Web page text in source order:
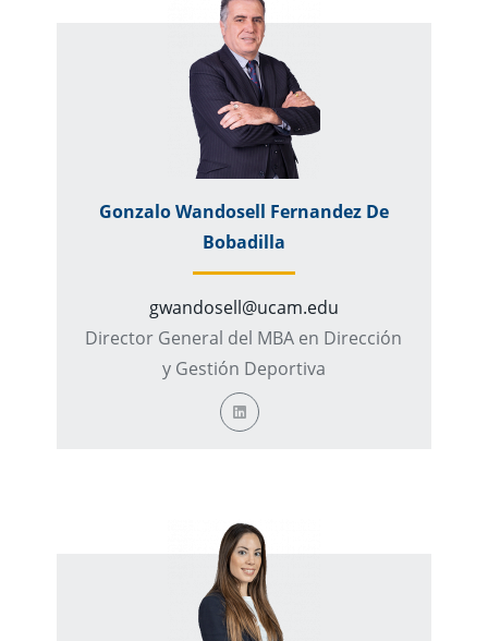
Gonzalo Wandosell Fernandez De
Bobadilla
gwandosell@ucam.edu
Director General del MBA en Dirección
y Gestión Deportiva